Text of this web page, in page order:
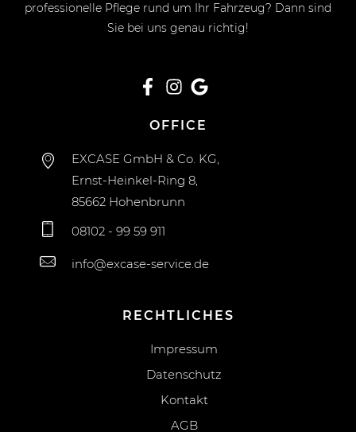
professionelle Pflege rund um Ihr Fahrzeug? Dann sind
Sie bei uns genau richtig!
OFFICE
EXCASE GmbH & Co. KG,
Ernst-Heinkel-Ring 8,
85662 Hohenbrunn
08102 - 99 59 911
info@excase-service.de
RECHTLICHES
Impressum
Datenschutz
Kontakt
AGB